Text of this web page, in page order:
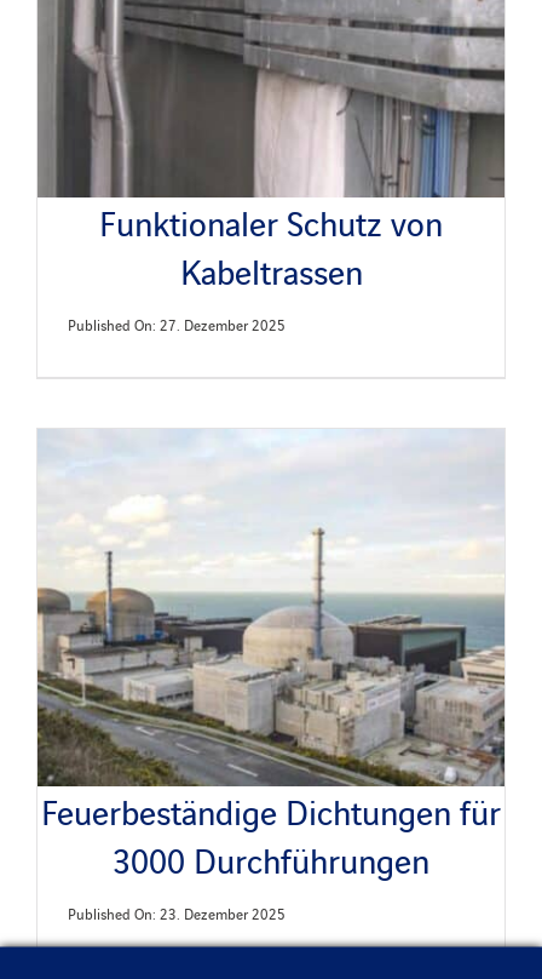
Funktionaler Schutz von
Kabeltrassen
Published On: 27. Dezember 2025
Feuerbeständige Dichtungen für
3000 Durchführungen
Published On: 23. Dezember 2025